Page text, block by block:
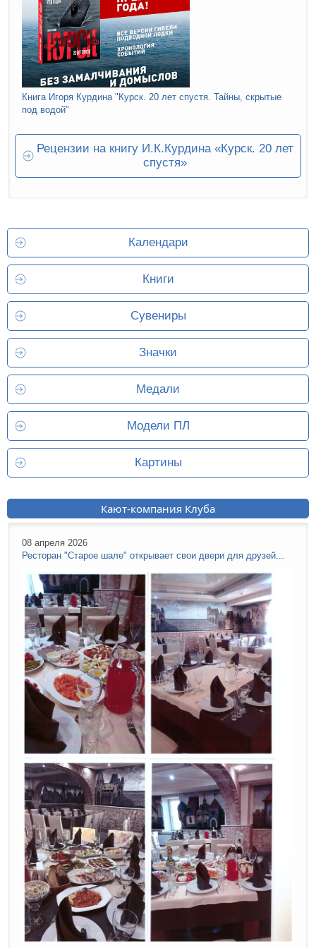
Книга Игоря Курдина "Курск. 20 лет спустя. Тайны, скрытые
под водой"
Рецензии на книгу И.К.Курдина «Курск. 20 лет
спустя»
Календари
Книги
Сувениры
Значки
Медали
Модели ПЛ
Картины
Кают-компания Клуба
08 апреля 2026
Ресторан "Старое шале" открывает свои двери для друзей...